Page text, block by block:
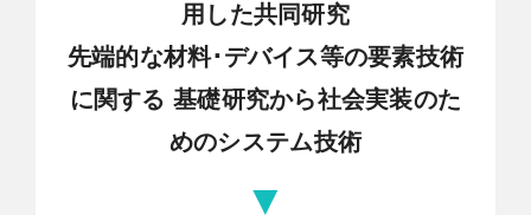
用した共同研究
先端的な材料･デバイス等の要素技術
に関する基礎研究から社会実装のた
めのシステム技術
▼